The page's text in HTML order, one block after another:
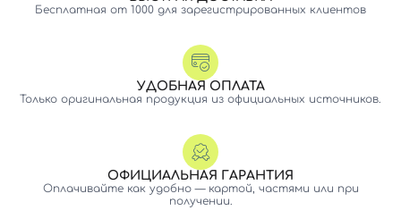
Бесплатная от 1000 для зарегистрированных клиентов
УДОБНАЯ ОПЛАТА
Только оригинальная продукция из официальных источников.
ОФИЦИАЛЬНАЯ ГАРАНТИЯ
Оплачивайте как удобно — картой, частями или при
получении.